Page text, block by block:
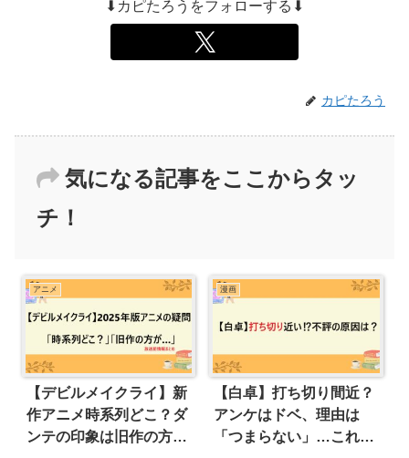
⬇カピたろうをフォローする⬇
カピたろう
気になる記事をここからタッ
チ！
アニメ
【デビルメイクライ】新
作アニメ時系列どこ？ダ
ンテの印象は旧作の方が
漫画
【白卓】打ち切り間近？
アンケはドベ、理由は
「つまらない」…これか